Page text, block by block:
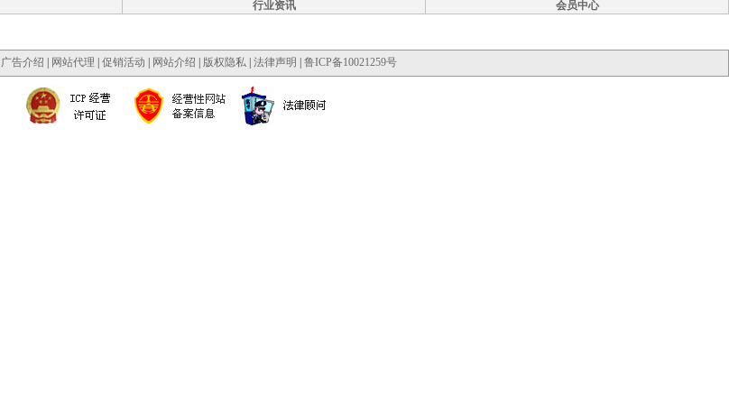
行业资讯 会员中心
广告介绍 网站代理 促销活动 网站介绍 版权隐私| 法律声明 鲁ICP备10021259号